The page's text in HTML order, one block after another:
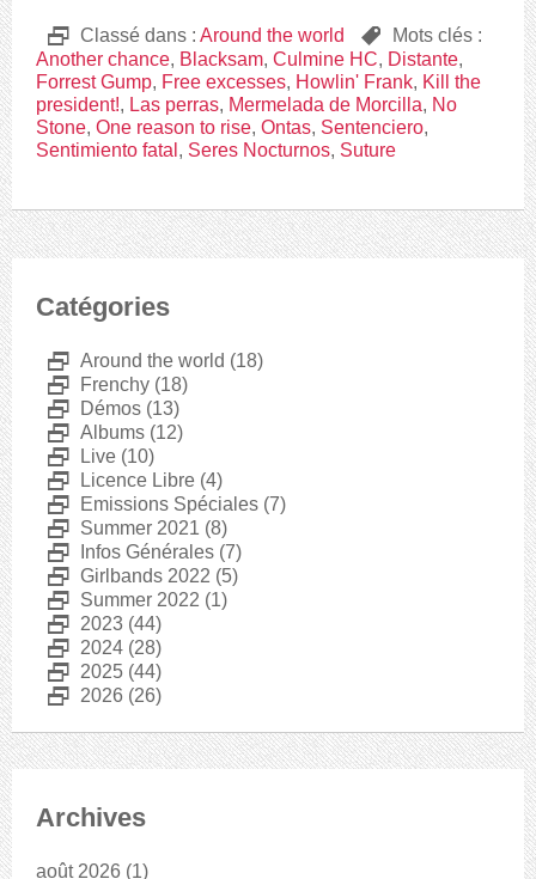
D Classé dans : Around the world ,
Mots clés :
Another chance, Blacksam, Culmine HC, Distante,
Forrest Gump, Free excesses, Howlin' Frank, Kill the
president!, Las perras, Mermelada de Morcilla, No
Stone, One reason to rise, Ontas, Sentenciero,
Sentimiento fatal , Seres Nocturnos, Suture
Catégories
D Around the world (18)
D Frenchy (18)
D Démos (13)
D Albums (12)
D Live (10)
D Licence Libre (4)
D Emissions Spéciales (7)
D Summer 2021 (8)
D Infos Générales (7)
D Girlbands 2022 (5)
D Summer 2022 (1)
D 2023 (44)
D 2024 (28)
D 2025 (44)
D 2026 (26)
Archives
août 2026 (1)